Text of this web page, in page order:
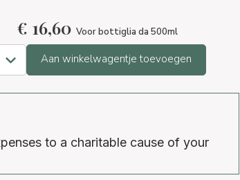
€ 16,60 Voor bottiglia da 500ml
Aan winkelwagentje toevoegen
to a charitable cause of your